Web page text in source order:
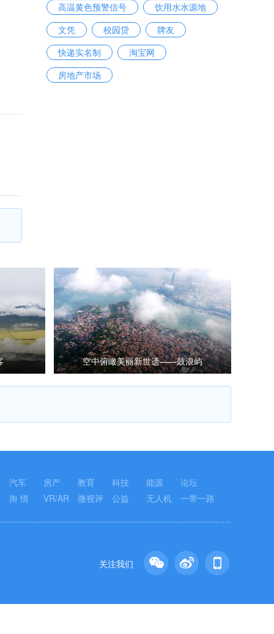
高温黄色预警信号
饮用水水源地
文凭
校园贷
牌友
快递实名制
淘宝网
房地产市场
空中俯瞰美丽新世遗——鼓浪屿
汽车 房产 教育 科技 能源
论坛
舆 情 VR/AR 微视评 公益 无人机 一带一路
关注我们